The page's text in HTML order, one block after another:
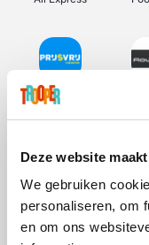
Deze website
We gebruiken
personaliseren, om
en om ons
Prijsvrij
Vidaxl